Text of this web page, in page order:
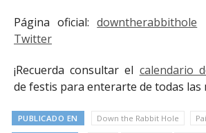
Página oficial:downtherabbithole
Twitter
¡Recuerda consultar el calendario
de festis para enterarte de todas las
PUBLICADO EN Down the Rabbit Hole